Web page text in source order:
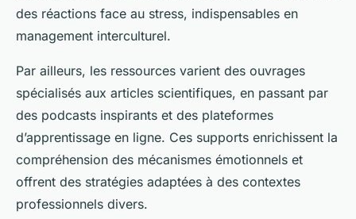
des réactions face au stress, indispensables en
management interculturel.
Par ailleurs, les ressources varient des ouvrages
spécialisés aux articles scientifiques, en passant par
des podcasts inspirants et des plateformes
d’apprentissage en ligne. Ces supports enrichissent la
compréhension des mécanismes émotionnels et
offrent des stratégies adaptées à des contextes
professionnels divers.